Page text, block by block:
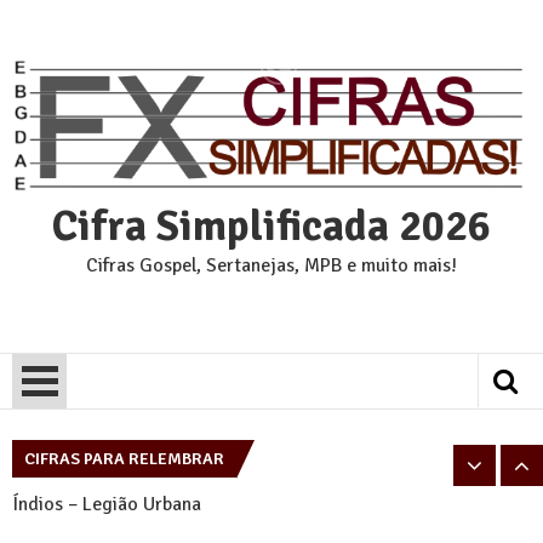
content
Cifra Simplificada 2026
Cifras Gospel, Sertanejas, MPB e muito mais!
CIFRAS PARA RELEMBRAR
Pais e Filhos – Legião Urbana
Índios – Legião Urbana